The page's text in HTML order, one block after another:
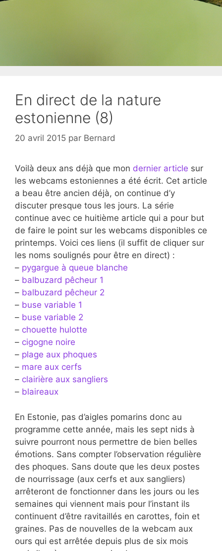
En direct de la nature
estonienne (8)
20 avril 2015 par Bernard
Voilà deux ans déjà que mon dernier article sur
les webcams estoniennes a été écrit. Cet article
a beau être ancien déjà, on continue d’y
discuter presque tous les jours. La série
continue avec ce huitième article qui a pour but
de faire le point sur les webcams disponibles ce
printemps. Voici ces liens (il suffit de cliquer sur
les noms soulignés pour être en direct) :
– pygargue à queue blanche
– balbuzard pêcheur 1
– balbuzard pêcheur 2
– buse variable 1
– buse variable 2
– chouette hulotte
– cigogne noire
– plage aux phoques
– mare aux cerfs
– clairière aux sangliers
– blaireaux
En Estonie, pas d’aigles pomarins donc au
programme cette année, mais les sept nids à
suivre pourront nous permettre de bien belles
émotions. Sans compter l’observation régulière
des phoques. Sans doute que les deux postes
de nourrissage (aux cerfs et aux sangliers)
arrêteront de fonctionner dans les jours ou les
semaines qui viennent mais pour l’instant ils
continuent d’être ravitaillés en carottes, foin et
graines. Pas de nouvelles de la webcam aux
ours qui est arrêtée depuis plus de six mois